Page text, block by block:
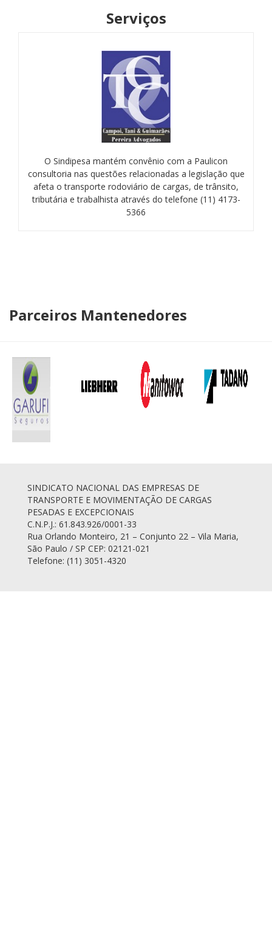
Serviços
O Sindipesa mantém convênio com a Paulicon
consultoria nas questões relacionadas a legislação que
afeta o transporte rodoviário de cargas, de trânsito,
tributária e trabalhista através do telefone (11) 4173-
5366
Parceiros Mantenedores
SINDICATO NACIONAL DAS EMPRESAS DE
TRANSPORTE E MOVIMENTAÇÃO DE CARGAS
PESADAS E EXCEPCIONAIS
C.N.P.J.: 61.843.926/0001-33
Rua Orlando Monteiro, 21 – Conjunto 22 – Vila Maria,
São Paulo / SP CEP: 02121-021
Telefone: (11) 3051-4320